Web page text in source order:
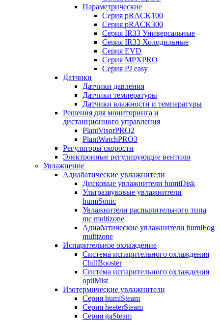
Параметрические
Серия pRACK100
Серия pRACK300
Серия IR33 Универсальные
Серия IR33 Холодильные
Серия EVD
Серия MPXPRO
Серия PJ easy
Датчики
Датчики давления
Датчики температуры
Датчики влажности и температуры
Решения для мониторинга и
дистанционного управления
PlantVisorPRO2
PlantWatchPRO3
Регуляторы скорости
Электронные регулирующие вентили
Увлажнение
Адиабатические увлажнители
Дисковые увлажнители humiDisk
Ультразвуковые увлажнители
humiSonic
Увлажнители распылительного типа
mc multizone
Адиабатические увлажнители humiFog
multizone
Испарительное охлаждение
Система испарительного охлаждения
ChillBooster
Система испарительного охлаждения
optiMist
Изотермические увлажнители
Серия humiSteam
Серия heaterSteam
Серия gaSteam